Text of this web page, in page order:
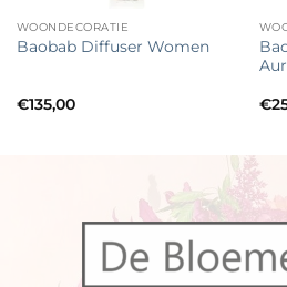
WOONDECORATIE
Baobab Diffuser Women
€135,00 €